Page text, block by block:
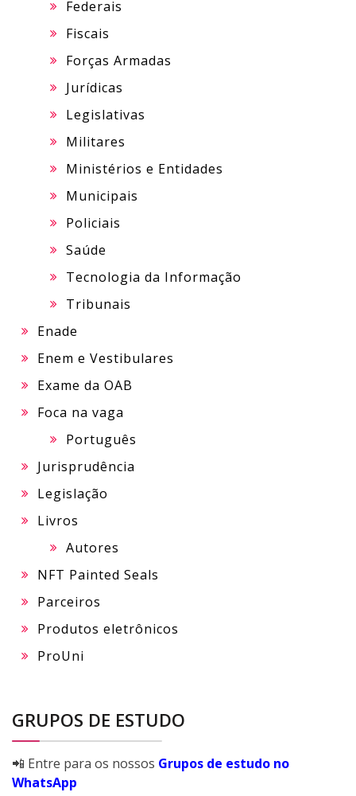
Federais
Fiscais
Forças Armadas
Jurídicas
Legislativas
Militares
Ministérios e Entidades
Municipais
Policiais
Saúde
Tecnologia da Informação
Tribunais
Enade
Enem e Vestibulares
Exame da OAB
Foca na vaga
Português
Jurisprudência
Legislação
Livros
Autores
NFT Painted Seals
Parceiros
Produtos eletrônicos
ProUni
GRUPOS DE ESTUDO
📲 Entre para os nossos Grupos de estudo no
WhatsApp